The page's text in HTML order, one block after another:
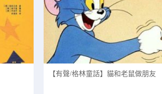
【有聲/格林童話】貓和老鼠做朋友